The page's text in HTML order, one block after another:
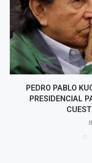
PEDRO PABLO
PRESIDENCIAL